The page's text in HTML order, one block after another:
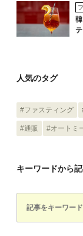
人気のタグ
#ファスティング
#通販 #オートミ
キーワードから